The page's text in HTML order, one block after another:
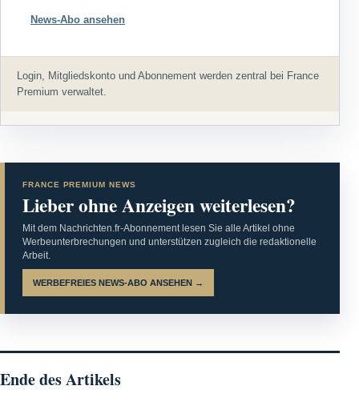
News-Abo ansehen
Login, Mitgliedskonto und Abonnement werden zentral bei France
Premium verwaltet.
FRANCE PREMIUM NEWS
Lieber ohne Anzeigen weiterlesen?
Mit dem Nachrichten.fr-Abonnement lesen Sie alle Artikel ohne
Werbeunterbrechungen und unterstützen zugleich die redaktionelle
Arbeit.
WERBEFREIES NEWS-ABO ANSEHEN →
Ende des Artikels